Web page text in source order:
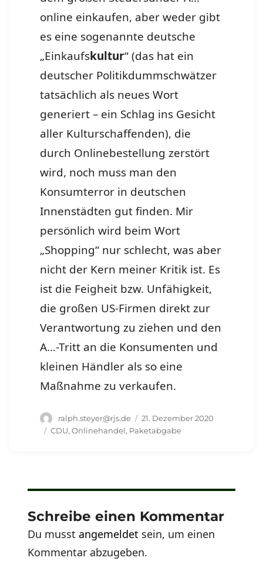
online einkaufen, aber weder gibt
es eine sogenannte deutsche
„Einkaufskultur“ (das hat ein
deutscher Politikdummschwätzer
tatsächlich als neues Wort
generiert – ein Schlag ins Gesicht
aller Kulturschaffenden), die
durch Onlinebestellung zerstört
wird, noch muss man den
Konsumterror in deutschen
Innenstädten gut finden. Mir
persönlich wird beim Wort
„Shopping“ nur schlecht, was aber
nicht der Kern meiner Kritik ist. Es
ist die Feigheit bzw. Unfähigkeit,
die großen US-Firmen direkt zur
Verantwortung zu ziehen und den
A…-Tritt an die Konsumenten und
kleinen Händler als so eine
Maßnahme zu verkaufen.
Autor
ralph.steyer@rjs.de
Veröffentlicht
am
21. Dezember 2020
Schlagwörter
CDU,Onlinehandel, Paketabgabe
Schreibe einen Kommentar
Du musstangemeldet sein, um einen
Kommentar abzugeben.